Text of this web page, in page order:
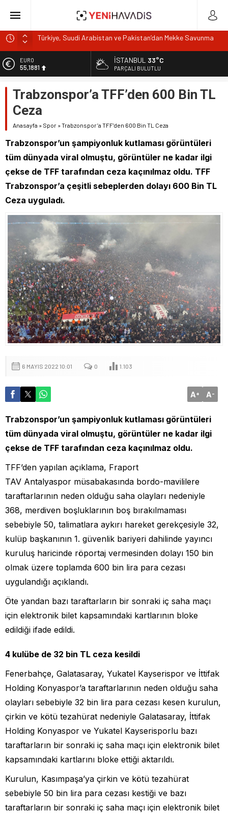
Gıdada Güven Nerede Başlıyor, Nerede Bitiyor?
Muğla’da orman yangını
DOA’NIN BEDELİNİTÜKETİCİYE Mİ ÖDETİYORLAR?
oldu
Türkiye, Suudi Arabistan ve Pakistan’dan Mekke Savunma
EURO
55,1881
6.660,55
BİST
47,7111
İSTANBUL 33°C
PARÇALI BULUTLU
Trabzonspor’a TFF’den 600 Bin TL
Ceza
Anasayfa » Spor »Trabzonspor’a TFF’den 600 Bin TL Ceza
Trabzonspor’un şampiyonluk kutlaması görüntüleri
tüm dünyada viral olmuştu, görüntüler ne kadar ilgi
çekse de TFF tarafından ceza kaçınılmaz oldu. TFF
Trabzonspor’a çeşitli sebeplerden dolayı 600 Bin TL
Ceza uyguladı.
6 MAYIS 2022 10:01 0 1.103
A+ A-
Trabzonspor’un şampiyonluk kutlaması görüntüleri
tüm dünyada viral olmuştu, görüntüler ne kadar ilgi
çekse de TFF tarafından ceza kaçınılmaz oldu.
TFF’den yapılan açıklama, Fraport
TAV Antalyaspor müsabakasında bordo-mavililere
taraftarlarının neden olduğu saha olayları nedeniyle
368, merdiven boşluklarının boş bırakılmaması
sebebiyle 50, talimatlara aykırı hareket gerekçesiyle 32,
kulüp başkanının 1. güvenlik bariyeri dahilinde yayıncı
kuruluş haricinde röportaj vermesinden dolayı 150 bin
olmak üzere toplamda 600 bin lira para cezası
uygulandığı açıklandı.
Öte yandan bazı taraftarların bir sonraki iç saha maçı
için elektronik bilet kapsamındaki kartlarının bloke
edildiği ifade edildi.
4 kulübe de 32 bin TL ceza kesildi
Fenerbahçe, Galatasaray, Yukatel Kayserispor ve İttifak
Holding Konyaspor’a taraftarlarının neden olduğu saha
olayları sebebiyle 32 bin lira para cezası kesen kurulun,
çirkin ve kötü tezahürat nedeniyle Galatasaray, İttifak
Holding Konyaspor ve Yukatel Kayserisporlu bazı
taraftarların bir sonraki iç saha maçı için elektronik bilet
kapsamındaki kartlarını bloke ettiği aktarıldı.
Kurulun, Kasımpaşa’ya çirkin ve kötü tezahürat
sebebiyle 50 bin lira para cezası kestiği ve bazı
taraftarların bir sonraki iç saha maçı için elektronik bilet